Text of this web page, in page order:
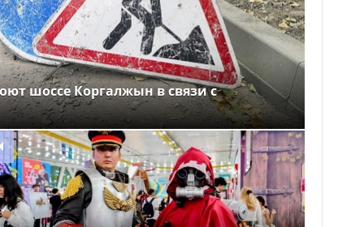
шоссе Коргалжын в связи с